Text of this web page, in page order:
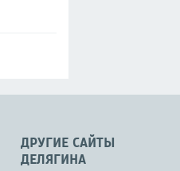
ДРУГИЕ САЙТЫ
ДЕЛЯГИНА